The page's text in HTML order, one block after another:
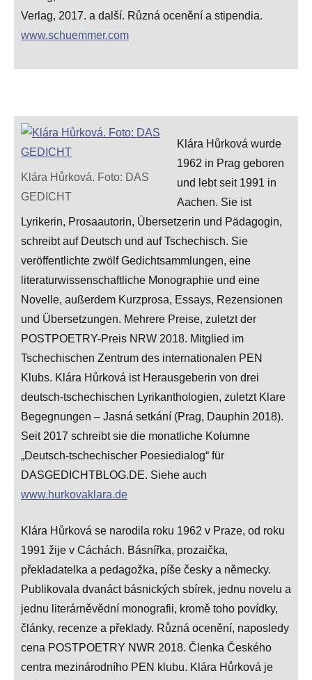
Verlag, 2017. a další. Různá ocenění a stipendia.
www.schuemmer.com
Klára Hůrková. Foto: DAS
GEDICHT
Klára Hůrková wurde
1962 in Prag geboren
und lebt seit 1991 in
Aachen. Sie ist
Lyrikerin, Prosaautorin, Übersetzerin und Pädagogin,
schreibt auf Deutsch und auf Tschechisch. Sie
veröffentlichte zwölf Gedichtsammlungen, eine
literaturwissenschaftliche Monographie und eine
Novelle, außerdem Kurzprosa, Essays, Rezensionen
und Übersetzungen. Mehrere Preise, zuletzt der
POSTPOETRY-Preis NRW 2018. Mitglied im
Tschechischen Zentrum des internationalen PEN
Klubs. Klára Hůrková ist Herausgeberin von drei
deutsch-tschechischen Lyrikanthologien, zuletzt Klare
Begegnungen – Jasná setkání (Prag, Dauphin 2018).
Seit 2017 schreibt sie die monatliche Kolumne
„Deutsch-tschechischer Poesiedialog“ für
DASGEDICHTBLOG.DE. Siehe auch
www.hurkovaklara.de
Klára Hůrková se narodila roku 1962 v Praze, od roku
1991 žije v Cáchách. Básnířka, prozaička,
překladatelka a pedagožka, píše česky a německy.
Publikovala dvanáct básnických sbírek, jednu novelu a
jednu literárněvědní monografii, kromě toho povídky,
články, recenze a překlady. Různá ocenění, naposledy
cena POSTPOETRY NWR 2018. Členka Českého
centra mezinárodního PEN klubu. Klára Hůrková je